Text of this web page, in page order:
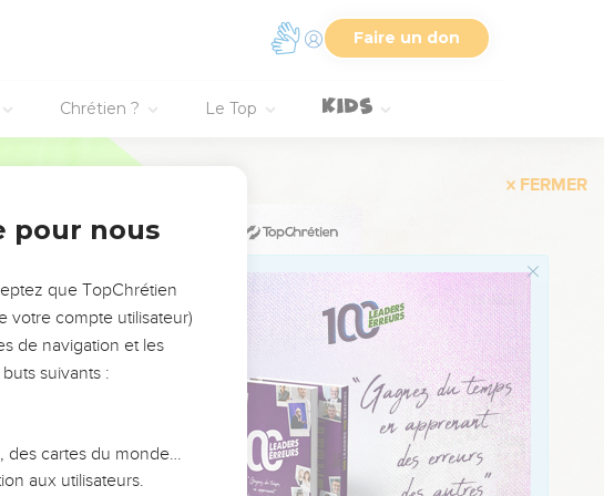
Faire un don
Chrétien ? Le Top
aux 1000 + 20000 + 20000
exagéré de tuniques de
qui se rapproche fort des 100
des 5000 mines d'argent
Liste de ceux qui signèrent
joue le grand rôle et où
indications absolument
la vingtième d'Artaxerxès (voir à
; l'approche du septième mois,
pour nous
que TopChrétien
votre compte utilisateur)
de navigation et les
suivants :
des cartes du monde…
aux utilisateurs.